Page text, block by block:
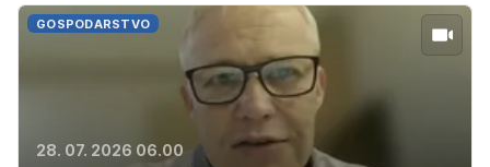
GOSPODARSTVO
28. 07. 2026 06.00